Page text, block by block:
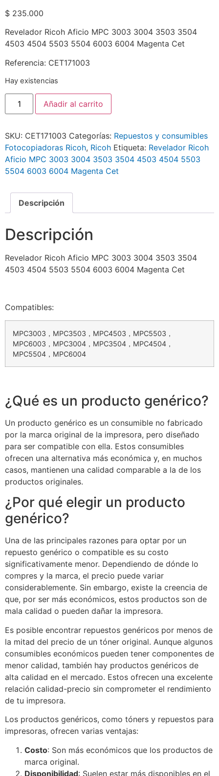
$ 235.000
Revelador Ricoh Aficio MPC 3003 3004 3503 3504
4503 4504 5503 5504 6003 6004 Magenta Cet
Referencia: CET171003
Hay existencias
Añadir al carrito
SKU: CET171003 Categorías: Repuestos y consumibles
Fotocopiadoras Ricoh, Ricoh Etiqueta: Revelador Ricoh
Aficio MPC 3003 3004 3503 3504 4503 4504 5503
5504 6003 6004 Magenta Cet
Descripción
Descripción
Revelador Ricoh Aficio MPC 3003 3004 3503 3504
4503 4504 5503 5504 6003 6004 Magenta Cet
Compatibles:
MPC3003，MPC3503，MPC4503，MPC5503，
MPC6003，MPC3004，MPC3504，MPC4504，
MPC5504，MPC6004
¿Qué es un producto genérico?
Un producto genérico es un consumible no fabricado
por la marca original de la impresora, pero diseñado
para ser compatible con ella. Estos consumibles
ofrecen una alternativa más económica y, en muchos
casos, mantienen una calidad comparable a la de los
productos originales.
¿Por qué elegir un producto
genérico?
Una de las principales razones para optar por un
repuesto genérico o compatible es su costo
significativamente menor. Dependiendo de dónde lo
compres y la marca, el precio puede variar
considerablemente. Sin embargo, existe la creencia de
que, por ser más económicos, estos productos son de
mala calidad o pueden dañar la impresora.
Es posible encontrar repuestos genéricos por menos de
la mitad del precio de un tóner original. Aunque algunos
consumibles económicos pueden tener componentes de
menor calidad, también hay productos genéricos de
alta calidad en el mercado. Estos ofrecen una excelente
relación calidad-precio sin comprometer el rendimiento
de tu impresora.
Los productos genéricos, como tóners y repuestos para
impresoras, ofrecen varias ventajas:
Costo: Son más económicos que los productos de
marca original.
Disponibilidad: Suelen estar más disponibles en el